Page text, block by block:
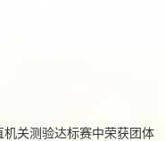
关测验达标赛中荣获团体